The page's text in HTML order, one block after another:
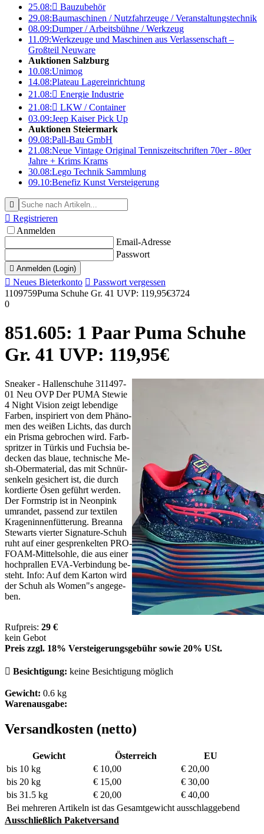
25.08: Bauzubehör
29.08:Baumaschinen / Nutzfahrzeuge / Veranstaltungstechnik
08.09:Dumper / Arbeitsbühne / Werkzeug
11.09:Werkzeuge und Maschinen aus Verlassenschaft –
Großteil Neuware
Auktionen Salzburg
10.08:Unimog
14.08:Plateau Lagereinrichtung
21.08: Energie Industrie
21.08: LKW / Container
03.09:Jeep Kaiser Pick Up
Auktionen Steiermark
09.08:Pall-Bau GmbH
21.08:Neue Vintage Original Tenniszeitschriften 70er - 80er
Jahre + Krims Krams
30.08:Lego Technik Sammlung
09.10:Benefiz Kunst Versteigerung

 Registrieren
Anmelden
Email-Adresse
Passwort
 Anmelden (Login)
 Neues Bieterkonto  Passwort vergessen
1109759Puma Schuhe Gr. 41 UVP: 119,95€3724
0
851.605: 1 Paar Pu­ma Schu­he
Gr. 41 UVP: 119,95€
Snea­ker - Hal­len­schu­he 311497-
01 Neu OVP Der PU­MA Ste­wie
4 Night Vi­si­on zeigt le­ben­di­ge
Far­ben, in­spi­riert von dem Phä­no­
men des wei­ßen Lichts, das durch
ein Pris­ma ge­bro­chen wird. Farb­
sprit­zer in Tür­kis und Fuch­sia be­
de­cken das blaue, tech­ni­sche Me­
sh-Ober­ma­te­ri­al, das mit Schnür­
sen­keln ge­si­chert ist, die durch
kor­dier­te Ösen ge­führt wer­den.
Der Form­strip ist in Neon­pink
um­ran­det, pas­send zur tex­ti­len
Kra­gen­in­nen­füt­te­rung. Bre­an­na
Ste­warts vier­ter Si­gna­tu­re-Schuh
ruht auf ei­ner ge­spren­kel­ten PRO­
FO­AM-Mit­tel­soh­le, die aus ei­ner
hoch­pral­len EVA-Ver­bin­dung be­
steht. In­fo: Auf dem Kar­ton wird
der Schuh als Wo­men"s an­ge­ge­
ben.
Rufpreis: 29 €
kein Gebot
Preis zzgl. 18% Versteigerungsgebühr sowie 20% USt.
 Besichtigung: keine Besichtigung möglich
Gewicht: 0.6 kg
Warenausgabe:
Versandkosten (netto)
Gewicht Österreich
EU
bis 10 kg
€ 10,00
€ 20,00
bis 20 kg
€ 15,00
€ 30,00
bis 31.5 kg
€ 20,00
€ 40,00
Bei mehreren Artikeln ist das Gesamtgewicht ausschlaggebend
Ausschließlich Paketversand